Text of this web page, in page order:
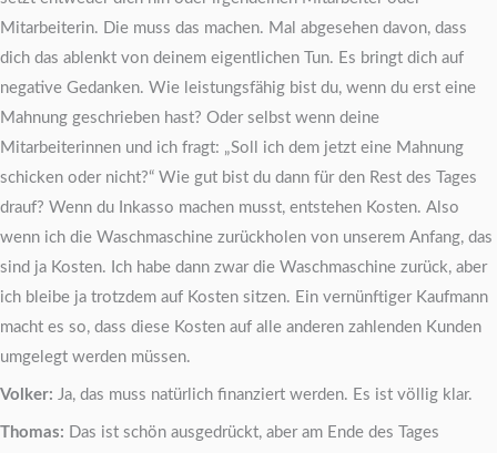
Mitarbeiterin. Die muss das machen. Mal abgesehen davon, dass
dich das ablenkt von deinem eigentlichen Tun. Es bringt dich auf
negative Gedanken. Wie leistungsfähig bist du, wenn du erst eine
Mahnung geschrieben hast? Oder selbst wenn deine
Mitarbeiterinnen und ich fragt: „Soll ich dem jetzt eine Mahnung
schicken oder nicht?“ Wie gut bist du dann für den Rest des Tages
drauf? Wenn du Inkasso machen musst, entstehen Kosten. Also
wenn ich die Waschmaschine zurückholen von unserem Anfang, das
sind ja Kosten. Ich habe dann zwar die Waschmaschine zurück, aber
ich bleibe ja trotzdem auf Kosten sitzen. Ein vernünftiger Kaufmann
macht es so, dass diese Kosten auf alle anderen zahlenden Kunden
umgelegt werden müssen.
Volker: Ja, das muss natürlich finanziert werden. Es ist völlig klar.
Thomas: Das ist schön ausgedrückt, aber am Ende des Tages